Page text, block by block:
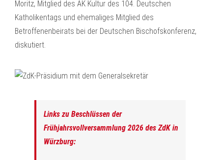
Moritz, Mitglied des AK Kultur des 104. Deutschen
Katholikentags und ehemaliges Mitglied des
Betroffenenbeirats bei der Deutschen Bischofskonferenz,
diskutiert.
Links zu Beschlüssen der
Frühjahrsvollversammlung 2026 des ZdK in
Würzburg: